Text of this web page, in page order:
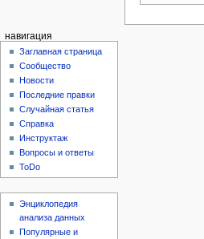
навигация
Заглавная страница
Сообщество
Новости
Последние правки
Случайная статья
Справка
Инструктаж
Вопросы и ответы
ToDo
Энциклопедия
анализа данных
Популярные и